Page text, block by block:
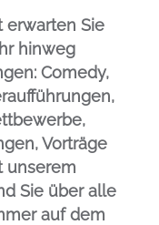
erwarten Sie
hinweg
Comedy,
Vorträge
unserem
Sie über alle
auf dem